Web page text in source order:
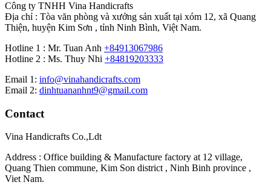
Công ty TNHH Vina Handicrafts
Địa chỉ : Tòa văn phòng và xưởng sản xuất tại xóm 12, xã Quang
Thiện, huyện Kim Sơn , tỉnh Ninh Bình, Việt Nam.
Hotline 1 : Mr. Tuan Anh +84913067986
Hotline 2 : Ms. Thuy Nhi +84819203333
Email 1: info@vinahandicrafts.com
Email 2: dinhtuananhnt9@gmail.com
Contact
Vina Handicrafts Co.,Ldt
Address : Office building & Manufacture factory at 12 village,
Quang Thien commune, Kim Son district , Ninh Binh province ,
Viet Nam.